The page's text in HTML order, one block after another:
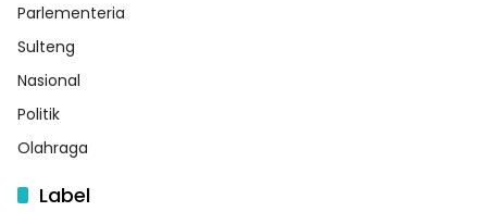
Parlementeria
Sulteng
Nasional
Politik
Olahraga
Label